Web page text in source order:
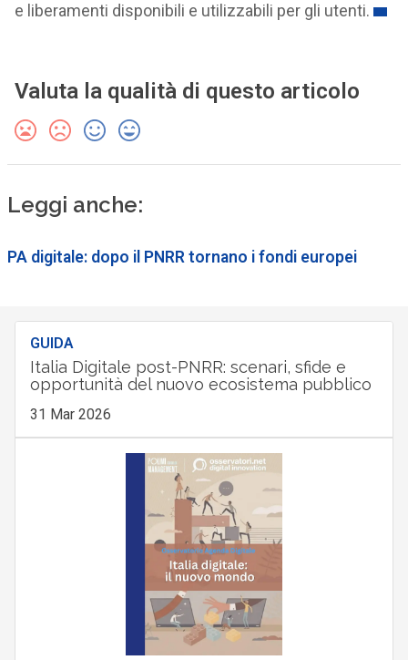
e liberamenti disponibili e utilizzabili per gli utenti.
Valuta la qualità di questo articolo
Leggi anche:
PA digitale: dopo il PNRR tornano i fondi europei
GUIDA
Italia Digitale post-PNRR: scenari, sfide e
opportunità del nuovo ecosistema pubblico
31 Mar 2026